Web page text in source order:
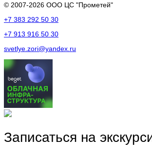
© 2007-2026 ООО ЦС "Прометей"
+7 383 292 50 30
+7 913 916 50 30
svetlye.zori@yandex.ru
Записаться на